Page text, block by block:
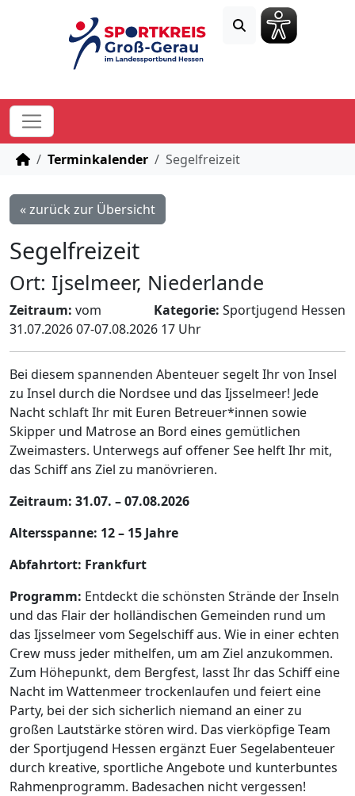
STARTSEITE
Terminkalender Segelfreizeit
« zurück zur Übersicht
Segelfreizeit
Ort: Ijselmeer, Niederlande
Kategorie: Sportjugend Hessen
Zeitraum: vom
31.07.2026 07-07.08.2026 17 Uhr
Bei diesem spannenden Abenteuer segelt Ihr von Insel
zu Insel durch die Nordsee und das Ijsselmeer! Jede
Nacht schlaft Ihr mit Euren Betreuer*innen sowie
Skipper und Matrose an Bord eines gemütlichen
Zweimasters. Unterwegs auf offener See helft Ihr mit,
das Schiff ans Ziel zu manövrieren.
Zeitraum: 31.07. – 07.08.2026
Altersspanne: 12 – 15 Jahre
Abfahrtort: Frankfurt
Programm: Entdeckt die schönsten Strände der Inseln
und das Flair der holländischen Gemeinden rund um
das Ijsselmeer vom Segelschiff aus. Wie in einer echten
Crew muss jeder mithelfen, um am Ziel anzukommen.
Zum Höhepunkt, dem Bergfest, lasst Ihr das Schiff eine
Nacht im Wattenmeer trockenlaufen und feiert eine
Party, bei der sich sicherlich niemand an einer zu
großen Lautstärke stören wird. Das vierköpfige Team
der Sportjugend Hessen ergänzt Euer Segelabenteuer
durch kreative, sportliche Angebote und kunterbuntes
Rahmenprogramm. Badesachen nicht vergessen!